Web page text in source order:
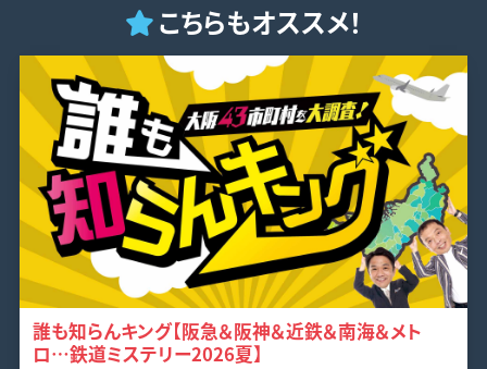
こちらもオススメ！
誰も知らんキング【阪急＆阪神＆近鉄＆南海＆メト
ロ…鉄道ミステリー2026夏】